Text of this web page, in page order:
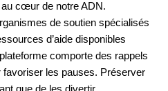
cœur de notre ADN.
de soutien spécialisés
d’aide disponibles
comporte des rappels
les pauses. Préserver